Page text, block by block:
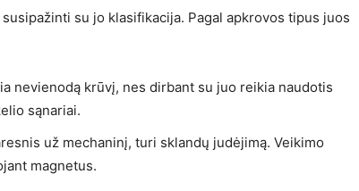
su jo klasifikacija. Pagal apkrovos tipus juos
nevienodą krūvį, nes dirbant su juo reikia naudotis
sąnariai.
už mechaninį, turi sklandų judėjimą. Veikimo
magnetus.